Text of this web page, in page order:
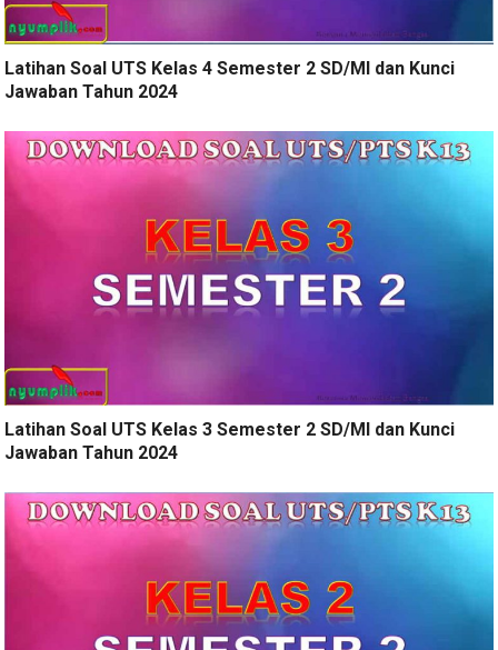
Latihan Soal UTS Kelas 4 Semester 2 SD/MI dan Kunci
Jawaban Tahun 2024
Latihan Soal UTS Kelas 3 Semester 2 SD/MI dan Kunci
Jawaban Tahun 2024